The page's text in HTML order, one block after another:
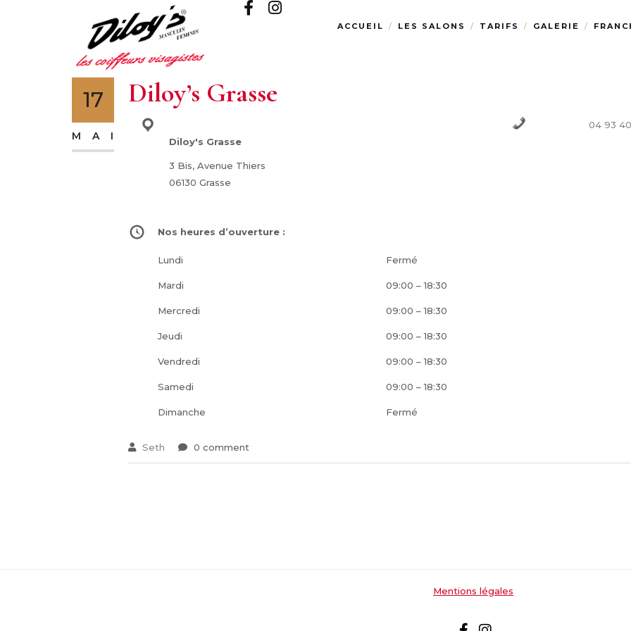
ACCUEIL LES SALONS TARIFS GALERIE
17
MAI
Diloy’s Grasse
Diloy's Grasse
3 Bis, Avenue Thiers
06130 Grasse
04 93
Nos heures d’ouverture :
Lundi Fermé
Mardi 09:00 – 18:30
Mercredi 09:00 – 18:30
Jeudi 09:00 – 18:30
Vendredi 09:00 – 18:30
Samedi 09:00 – 18:30
Dimanche Fermé
Seth 0 comment
Mentions légales